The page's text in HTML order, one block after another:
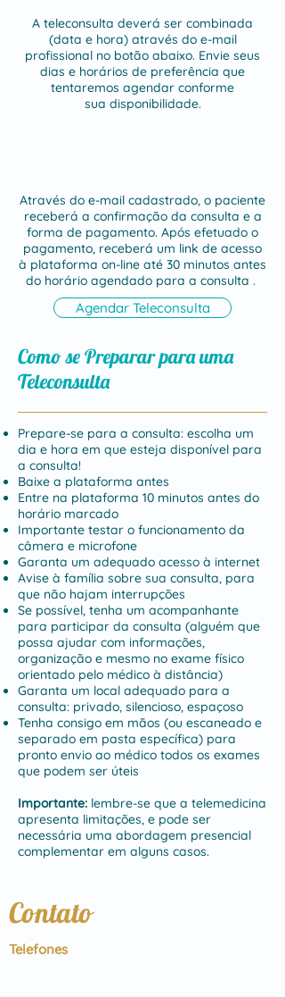
A teleconsulta deverá ser combinada
(data e hora) através do e-mail
profissional no botão abaixo. Envie seus
dias e horários de preferência que
tentaremos agendar conforme
sua disponibilidade.
Através do e-mail cadastrado, o paciente
receberá a confirmaçãoda consulta e a
forma de pagamento. Após efetuado o
pagamento, receberá um link de acesso
à plataforma on-line até 30 minutos antes
do horário agendado para a consulta .
Agendar Teleconsulta
Como se Preparar para uma
Teleconsulta
Prepare-se para a consulta: escolha um
dia e hora em que esteja disponível para
a consulta!
Baixe a plataforma antes
Entre na plataforma 10 minutos antes do
horário marcado
Importante testar o funcionamento da
câmera e microfone
Garanta um adequado acesso à internet
Avise à família sobre sua consulta, para
que não hajam interrupções
Se possível, tenha um acompanhante
para participar da consulta (alguém que
possa ajudar com informações,
organização e mesmo no exame físico
orientado pelo médico à distância)
Garanta um local adequado para a
consulta: privado, silencioso, espaçoso
Tenha consigo em mãos (ou escaneado e
separado em pasta específica) para
pronto envio ao médico todos os exames
que podem ser úteis
Importante: lembre-se que a telemedicina
apresenta limitações, e pode ser
necessária uma abordagem presencial
complementar em alguns casos.
Contato
Telefones